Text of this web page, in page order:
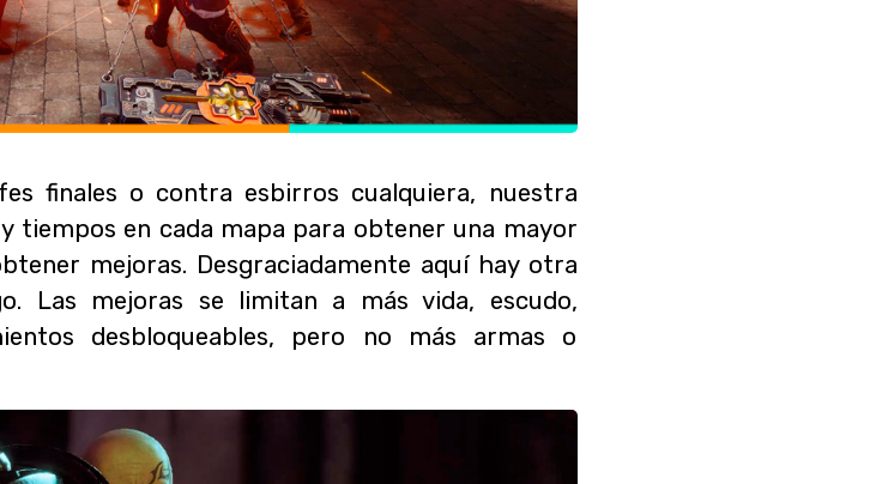
finales o contra esbirros cualquiera, nuestra
tiempos en cada mapa para obtener una mayor
mejoras. Desgraciadamente aquí hay otra
Las mejoras se limitan a más vida, escudo,
desbloqueables, pero no más armas o